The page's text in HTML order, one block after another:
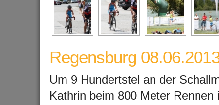
Regensburg
Um 9 Hundertstel an der
Kathrin beim 800 Meter